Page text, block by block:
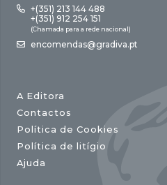
+(351) 213 144 488
+(351) 912 254 151
(Chamada para a rede nacional)
encomendas@gradiva.pt
A Editora
Contactos
Política de Cookies
Política de litígio
Ajuda